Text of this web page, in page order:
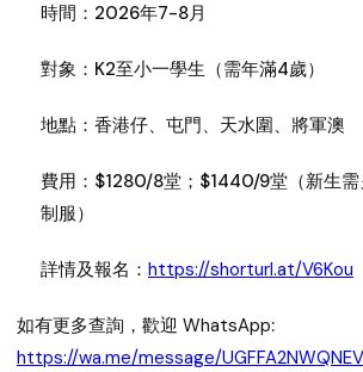
時間： 2026年7-8月
對象： K2至小一學生（需年滿4歲）
地點： 香港仔、屯門、天水圍、將軍澳
費用： $1280/8堂；$1440/9堂（新生
制服）
詳情及報名： https://shorturl.at/V6Kou
如有更多查詢，歡迎 WhatsApp:
https://wa.me/message/